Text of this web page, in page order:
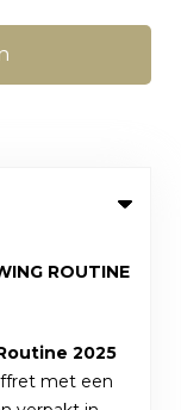
ROUTINE
2025
met een